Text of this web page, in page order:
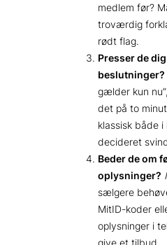
medlem før?
troværdig
rødt flag.
Presser de
beslutninger?
gælder kun
det på to
klassisk både
decideret
Beder de om
oplysninger?
sælgere
MitID-koder
oplysninger i
give et tilbud.